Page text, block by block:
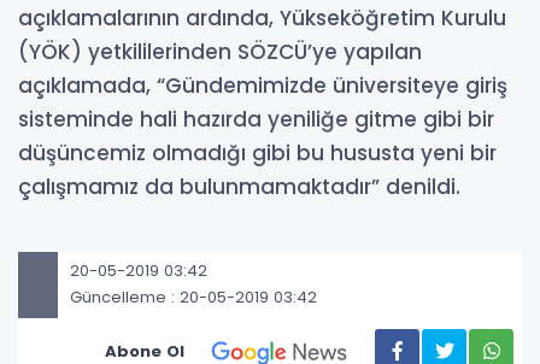
açıklamalarının ardında, Yükseköğretim Kurulu
(YÖK) yetkililerinden SÖZCÜ’ye yapılan
açıklamada, “Gündemimizde üniversiteye giriş
sisteminde hali hazırda yeniliğe gitme gibi bir
düşüncemiz olmadığı gibi bu hususta yeni bir
çalışmamız da bulunmamaktadır” denildi.
20-05-2019 03:42
Güncelleme : 20-05-2019 03:42
Abone Ol